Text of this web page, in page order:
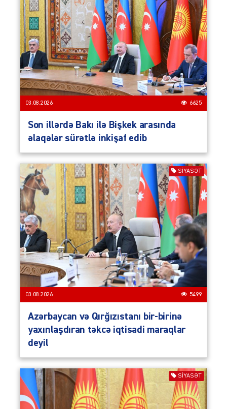
03.08.2026 6625
Son illərdə Bakı ilə Bişkek arasında
əlaqələr sürətlə inkişaf edib
SIYASƏT
03.08.2026 5499
Azərbaycan və Qırğızıstanı bir-birinə
yaxınlaşdıran təkcə iqtisadi maraqlar
deyil
SIYASƏT